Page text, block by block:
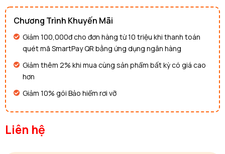
Chương Trình Khuyến Mãi
Giảm 100,000đ cho đơn hàng từ 10 triệu khi thanh toán
quét mã SmartPay QR bằng ứng dụng ngân hàng
Giảm thêm 2% khi mua cùng sản phẩm bất kỳ có giá cao
hơn
Giảm 10% gói Bảo hiểm rơi vỡ
Liên hệ